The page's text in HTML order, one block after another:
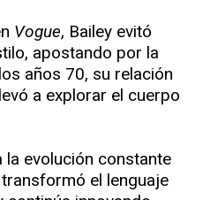
Vogue, Bailey evitó
apostando por la
años 70, su relación
a explorar el cuerpo
evolución constante
el lenguaje